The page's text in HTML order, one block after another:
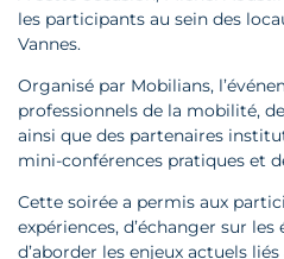
les participants au sein des
Vannes.
Organisé par Mobilians,
professionnels de la mobilité,
ainsi que des partenaires
mini-conférences pratiques et
Cette soirée a permis aux
expériences, d’échanger sur
d’aborder les enjeux actuels